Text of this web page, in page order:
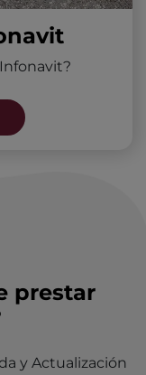
prestar
y Actualización